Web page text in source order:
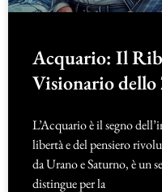
Acquario: Il
Visionario dello
L’Acquario è il segno
libertà e del pensiero
da Urano e Saturno, è un
distingue per la